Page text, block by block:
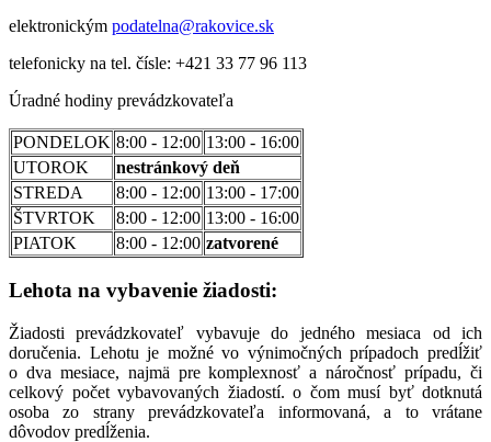
elektronickým podatelna@rakovice.sk
telefonicky na tel. čísle: +421 33 77 96 113
Úradné hodiny prevádzkovateľa
PONDELOK 8:00 - 12:00 13:00 - 16:00
UTOROK
nestránkový deň
STREDA
8:00 - 12:00 13:00 - 17:00
ŠTVRTOK
8:00 - 12:00 13:00 - 16:00
PIATOK
8:00 - 12:00 zatvorené
Lehota na vybavenie žiadosti:
Žiadosti prevádzkovateľ vybavuje do jedného mesiaca od ich
doručenia. Lehotu je možné vo výnimočných prípadoch predĺžiť
o dva mesiace, najmä pre komplexnosť a náročnosť prípadu, či
celkový počet vybavovaných žiadostí. o čom musí byť dotknutá
osoba zo strany prevádzkovateľa informovaná, a to vrátane
dôvodov predĺženia.